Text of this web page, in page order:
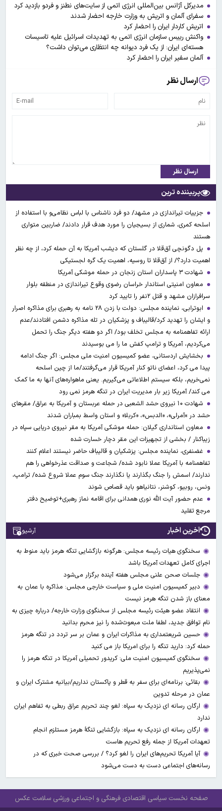
مدیرکل آژانس بین‌المللی انرژی اتمی از سایت‌های نطنز و فردو بازدید کرد
سفرای آلمان و اتریش به وزارت خارجه احضار شدند
اتریش کاردار ایران را احضار کرد
واکنش رییس سازمان انرژی اتمی به تهدیدات اسرائیل علیه تاسیسات
هسته‌ای ایران: از یک فرد دیوانه چه انتظاری می‌توان داشت؟
آلمان سفیر ایران را احضار کرد
ارسال نظر
ارسال نظر
پربیننده ترین
جزییات تیراندازی در مشهد/ دو فرد ناشناس با لباس نظامی‌و با استفاده از
اسلحه کمری، شماری از بسیجیان را مورد هدف قرار دادند/ ضاربین متواری
هستند
پل دگونچی آق‌قلا در گلستان که دیشب آمریکا به آن حمله کرد، از چه نظر
اهمیت دارد؟/ از آق‌قلا تا روسیه، اهمیت یک گره لجستیکی
شهادت ۳ ‌پاسداران استان زنجان در حمله موشکی آمریکا
معاون امنیتی استاندار خراسان رضوی وقوع تیراندازی در منطقه بلوار
سرافرازان مشهد و قتل ۲نفر را تایید کرد
ابوترابی، نماینده مجلس: دولت با زدن ۲۸ نامه به رهبری برای مذاکره اصرار
و ایشان را تهدید کرد/قالیباف و پزشکیان در تله مذاکره دشمن افتادند/عدم
ارائه تفاهمنامه به مجلس تخلف بود/ اگر دو هفته دیگر جنگ را تحمل
می‌کردیم، آمریکا و ترامپ کفش ما را می بوسیدند
بخشایش اردستانی، عضو کمیسیون امنیت ملی مجلس: اگر جنگ ادامه
پیدا می کرد، اعضای ناتو کنار آمریکا قرار می‌گرفتند/ما از چین اسلحه
نمی‌خریم، بلکه سیستم اطلاعاتی می‌گیریم. یعنی ماهواره‌های آنها به ما کمک
می کند/ آمریکا زیر بار مدیریت ایران در تنگه هرمز نمی رود
شهادت ۱۰ نیروی حشد الشعبی در حمله عربستان و آمریکا به عراق/ مقرهای
حشد در »آمرلی»، «الدبس»، «کربلا« و استان واسط بمباران شدند
معاون استانداری گیلان: حمله موشکی آمریکا به مقر نیروی دریایی سپاه در
زیباکنار / بخشی از تجهیزات این مقر دچار خسارت شده
غضنفری، نماینده مجلس: پزشکیان و قالیباف حاضر نیستند اعلام کنند
تفاهمنامه با آمریکا عملا نابود شده/ شجاعت و صداقت عذرخواهی را هم
ندارند/ اسمش را جنگ بگذارند یا نگذارند جنگ سوم عملا شروع شده/ ترامپ،
ونس، روبیو، کوشنر، نتانیاهو باید قصاص شوند
عدم حضور آیت الله نوری همدانی برای اقامه نماز رهبری+توضیح دفتر
مرجع تقلید
آخرین اخبار آرشیو
سخنگوی هیات رئیسه مجلس: هرگونه بازگشایی تنگه هرمز باید منوط به
اجرای کامل تعهدات آمریکا باشد
جلسات صحن علنی مجلس هفته آینده برگزار می‌شود
دبیر کمیسیون امنیت ملی و سیاست خارجی مجلس: مذاکره با عمان به
معنای باز شدن تنگه هرمز نیست
انتقاد عضو هیئت رئیسه مجلس از سخنگوی وزارت خارجه/ درباره چیزی به
نام توافق جدید، لطفا ملت مبعوث‌شده را نیز محرم بدانید
حسین شریعتمداری به مذاکرات ایران و عمان بر سر تردد در تنگه هرمز
حمله کرد: دارید تنگه را برای امریکا باز می کنید
سخنگوی کمیسیون امنیت ملی: کریدور تحمیلی آمریکا در تنگه هرمز را
نمی‌پذیریم
بقائی: برنامه‌ای برای سفر به قطر و پاکستان نداریم/بیانیه مشترک ایران و
عمان در مرحله تدوین
ارگان رسانه ای نزدیک به سپاه: لغو چند تحریم عراق ربطی به تفاهم ایران
ندارد
ارگان رسانه ای نزدیک به سپاه: بازگشایی تنگۀ هرمز مستلزم انجام
تعهدات آمریکا از جمله رفع تحریم هاست
آیا آمریکا تحریم‌های ایران را لغو کرد؟ / بررسی صحت خبری که در
رسانه‌های اجتماعی دست به دست می‌شود
صفحه نخست سیاسی اقتصادی فرهنگی و اجتماعی ورزشی سلامت عکس